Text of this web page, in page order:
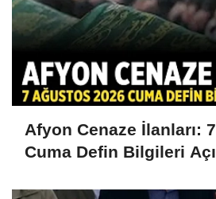
Afyon Cenaze İlanları:
Cuma Defin Bilgileri